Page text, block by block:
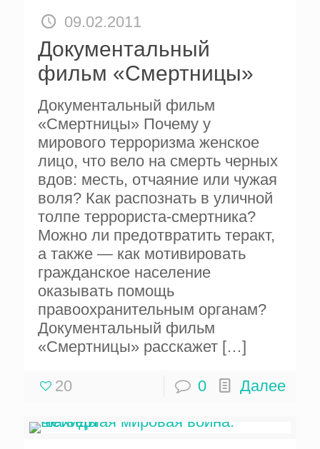
09.02.2011
Документальный
фильм «Смертницы»
Документальный фильм
«Смертницы» Почему у
мирового терроризма женское
лицо, что вело на смерть черных
вдов: месть, отчаяние или чужая
воля? Как распознать в уличной
толпе террориста-смертника?
Можно ли предотвратить теракт,
а также — как мотивировать
гражданское население
оказывать помощь
правоохранительным органам?
Документальный фильм
«Смертницы» расскажет […]
20 0 Далее